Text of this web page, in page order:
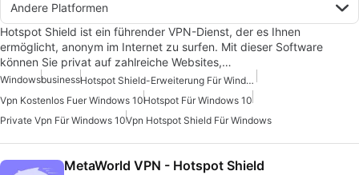
Andere Platformen
Hotspot Shield ist ein führender VPN-Dienst, der es Ihnen
ermöglicht, anonym im Internet zu surfen. Mit dieser Software
können Sie privat auf zahlreiche Websites,…
Windowsbusiness
Hotspot Shield-Erweiterung Für Windows
Vpn Kostenlos Fuer Windows 10Hotspot Für Windows 10
Private Vpn Für Windows 10Vpn Hotspot Shield Für Windows
MetaWorld VPN - Hotspot Shield